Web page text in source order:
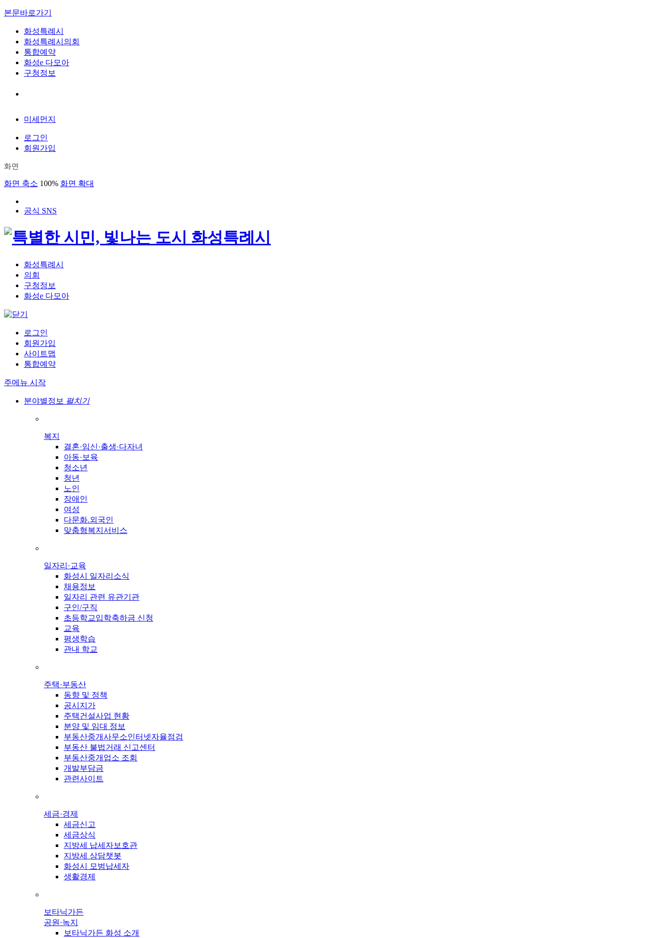
본문바로가기
화성특례시
화성특례시의회
통합예약
화성e 다모아
구청정보
미세먼지
로그인
회원가입
화면
화면 축소 100% 화면 확대
공식 SNS
화성특례시
의회
구청정보
화성e 다모아
로그인
회원가입
사이트맵
통합예약
주메뉴 시작
분야별정보 펼치기
복지
결혼·임신·출생·다자녀
아동·보육
청소년
청년
노인
장애인
여성
다문화.외국인
맞춤형복지서비스
일자리·교육
화성시 일자리소식
채용정보
일자리 관련 유관기관
구인/구직
초등학교입학축하금 신청
교육
평생학습
관내 학교
주택·부동산
동향 및 정책
공시지가
주택건설사업 현황
분양 및 임대 정보
부동산중개사무소인터넷자율점검
부동산 불법거래 신고센터
부동산중개업소 조회
개발부담금
관련사이트
세금·경제
세금신고
세금상식
지방세 납세자보호관
지방세 상담챗봇
화성시 모범납세자
생활경제
보타닉가든
공원·녹지
보타닉가든 화성 소개